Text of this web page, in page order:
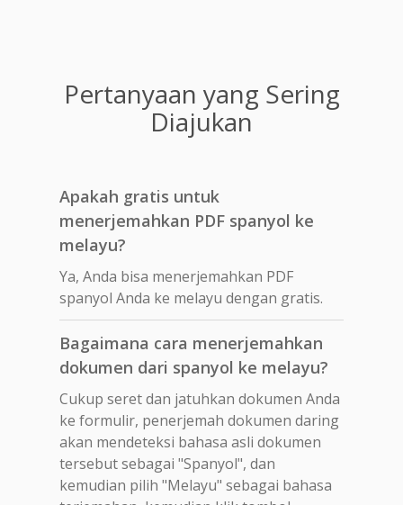
Pertanyaan yang Sering
Diajukan
Apakah gratis untuk
menerjemahkan PDF spanyol ke
melayu?
Ya, Anda bisa menerjemahkan PDF
spanyol Anda ke melayu dengan gratis.
Bagaimana cara menerjemahkan
dokumen dari spanyol ke melayu?
Cukup seret dan jatuhkan dokumen Anda
ke formulir, penerjemah dokumen daring
akan mendeteksi bahasa asli dokumen
tersebut sebagai "Spanyol", dan
kemudian pilih "Melayu" sebagai bahasa